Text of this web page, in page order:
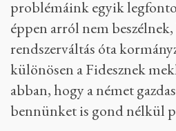
problémáink egyik
éppen arról nem
rendszerváltás óta
különösen a Fidesznek
abban, hogy a német
bennünket is gond nélkül